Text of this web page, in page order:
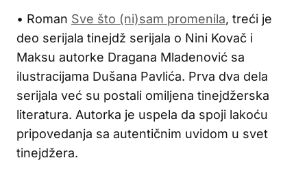
• Roman Sve što (ni)sam promenila, treći je
deo serijala tinejdž serijala o Nini Kovač i
Maksu autorke Dragana Mladenović sa
ilustracijama Dušana Pavlića. Prva dva dela
serijala već su postali omiljena tinejdžerska
literatura. Autorka je uspela da spoji lakoću
pripovedanja sa autentičnim uvidom u svet
tinejdžera.